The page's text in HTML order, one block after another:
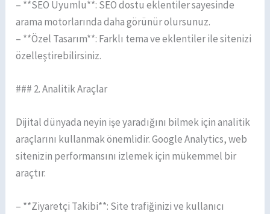
– **SEO Uyumlu**: SEO dostu eklentiler sayesinde
arama motorlarında daha görünür olursunuz.
– **Özel Tasarım**: Farklı tema ve eklentiler ile sitenizi
özelleştirebilirsiniz.
### 2. Analitik Araçlar
Dijital dünyada neyin işe yaradığını bilmek için analitik
araçlarını kullanmak önemlidir. Google Analytics, web
sitenizin performansını izlemek için mükemmel bir
araçtır.
– **Ziyaretçi Takibi**: Site trafiğinizi ve kullanıcı